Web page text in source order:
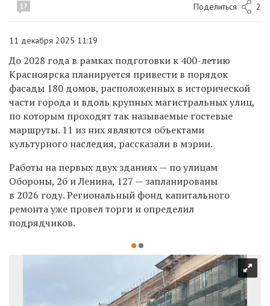
17 Поделиться 2
11 декабря 2025 11:19
До 2028 года в рамках подготовки к 400-летию
Красноярска планируется привести в порядок
фасады 180 домов, расположенных в исторической
части города и вдоль крупных магистральных улиц,
по которым проходят так называемые гостевые
маршруты. 11 из них являются объектами
культурного наследия, рассказали в мэрии.
Работы на первых двух зданиях — по улицам
Обороны, 2б и Ленина, 127 —запланированы
в 2026 году. Региональный фонд капитального
ремонта уже провел торги и определил
подрядчиков.